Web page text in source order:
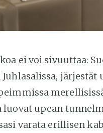
ei voi sivuuttaa:
upean
varata erillisen